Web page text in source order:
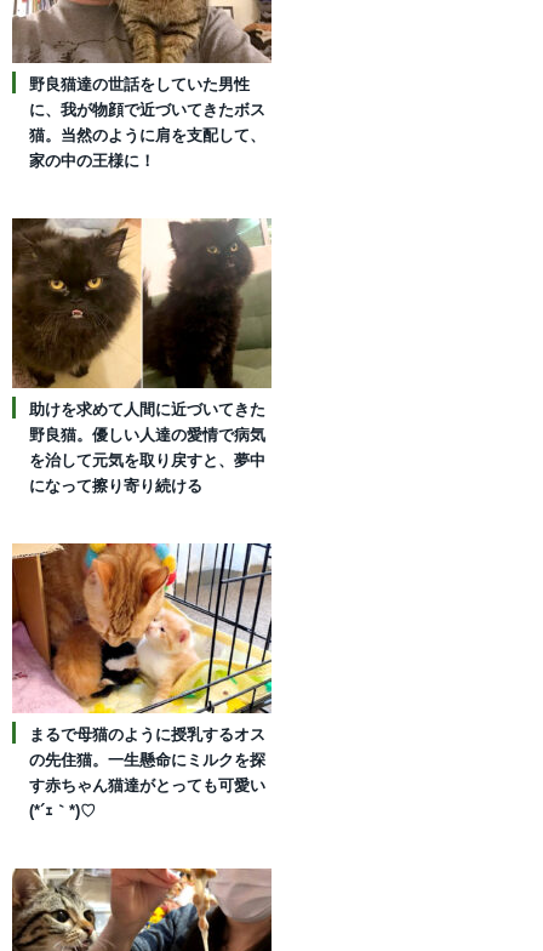
野良猫達の世話をしていた男性
に、我が物顔で近づいてきたボス
猫。当然のように肩を支配して、
家の中の王様に！
助けを求めて人間に近づいてきた
野良猫。優しい人達の愛情で病気
を治して元気を取り戻すと、夢中
になって擦り寄り続ける
まるで母猫のように授乳するオス
の先住猫。一生懸命にミルクを探
す赤ちゃん猫達がとっても可愛い
(*´ｪ｀*)♡